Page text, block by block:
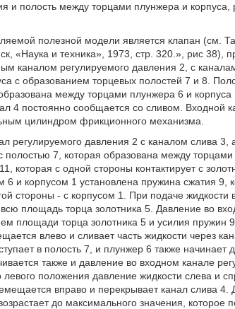
и полость между торцами плунжера и корпуса,
полезной модели является клапан (см.
«Наука и техника», 1973, стр. 320.», рис 38),
каналом регулируемого давления 2, с
с образованием торцевых полостей 7 и 8.
между торцами плунжера 6 и корпуса
4 постоянно сообщается со сливом. Входной
цилиндром фрикционного механизма.
регулируемого давления 2 с каналом слива 3,
7, которая образована между торцами
которая с одной стороны контактирует с
и корпусом 1 установлена пружина сжатия 9,
стороны - с корпусом 1. При подаче жидкости
площадь торца золотника 5. Давление во
площади торца золотника 5 и усилия пружин
влево и сливает часть жидкости через
в полость 7, и плунжер 6 также начинает
также и давление во входном канале
положения давление жидкости слева и
вправо и перекрывает канал слива 4.
до максимального значения, которое